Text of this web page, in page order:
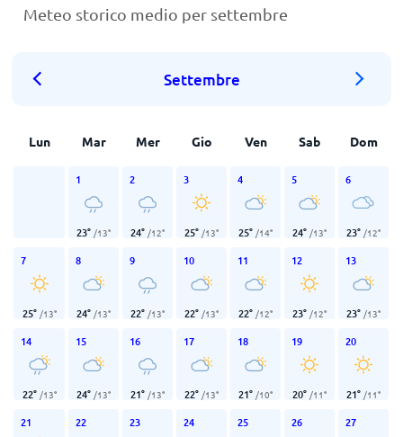
Meteo storico medio per settembre
Settembre
Lun Mar Mer Gio Ven Sab Dom
1
23° /13°
2
24° /12°
3
25° /13°
4
25° /14°
5
24° /13°
6
23° /12°
7
25° /13°
8
24° /13°
9
22° /13°
10
22° /13°
11
22° /12°
12
23° /12°
13
23° /13°
14
22° /13°
15
24° /13°
16
21° /13°
17
22° /13°
18
21° /10°
19
20° /11°
20
21° /11°
21 22 23 24 25 26 27